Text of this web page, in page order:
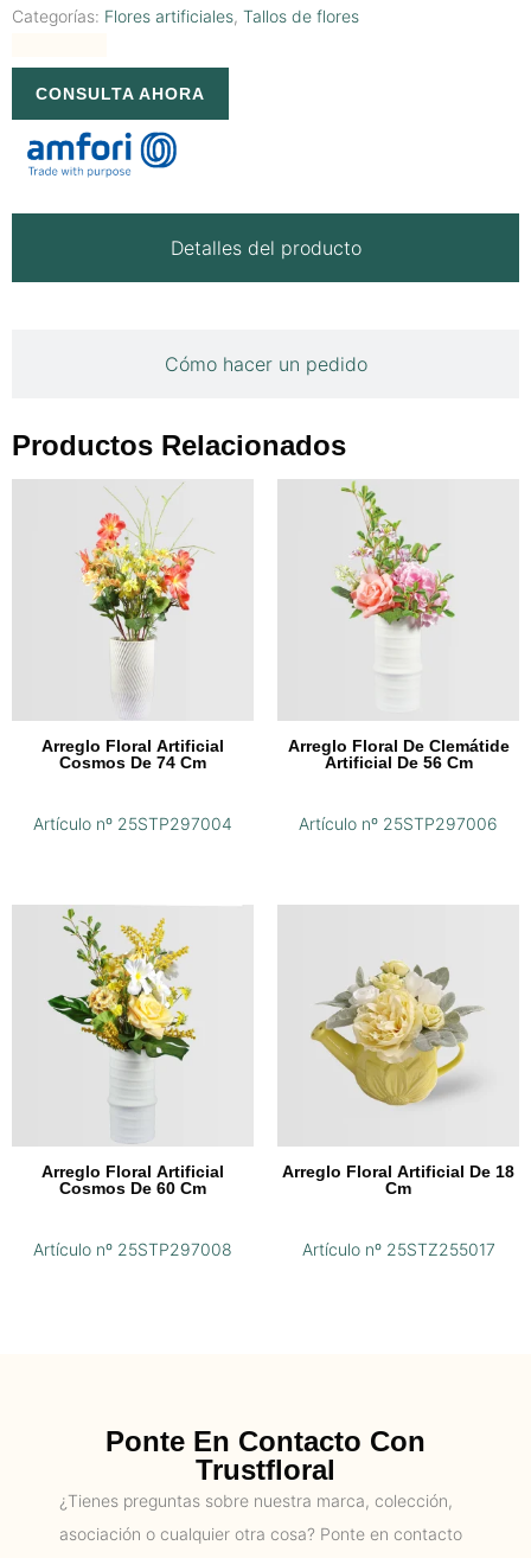
Categorías: Flores artificiales, Tallos de flores
CONSULTA AHORA
Detalles del producto
Cómo hacer un pedido
Productos Relacionados
Arreglo Floral Artificial
Cosmos De 74 Cm
Artículo nº 25STP297004
Arreglo Floral De Clemátide
Artificial De 56 Cm
Artículo nº 25STP297006
Arreglo Floral Artificial
Cosmos De 60 Cm
Artículo nº 25STP297008
Arreglo Floral Artificial De 18
Cm
Artículo nº 25STZ255017
Ponte En Contacto Con
Trustfloral
¿Tienes preguntas sobre nuestra marca, colección,
asociación o cualquier otra cosa? Ponte en contacto